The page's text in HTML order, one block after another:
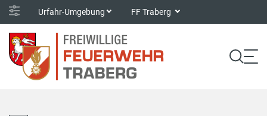
Urfahr-Umgebung FF Traberg